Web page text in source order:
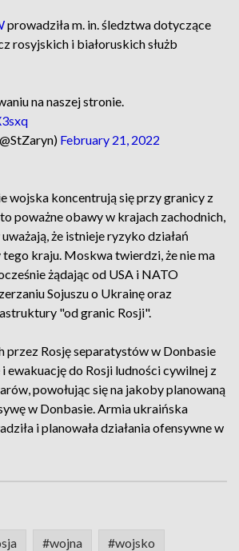
prowadziła m. in. śledztwa dotyczące
rosyjskich i białoruskich służb
na naszej stronie.
February 21, 2022
wojska koncentrują się przy granicy z
poważne obawy w krajach zachodnich,
że istnieje ryzyko działań
kraju. Moskwa twierdzi, że nie ma
żądając od USA i NATO
Sojuszu o Ukrainę oraz
"od granic Rosji".
przez Rosję separatystów w Donbasie
ewakuację do Rosji ludności cywilnej z
powołując się na jakoby planowaną
w Donbasie. Armia ukraińska
i planowała działania ofensywne w
#wojna #wojsko